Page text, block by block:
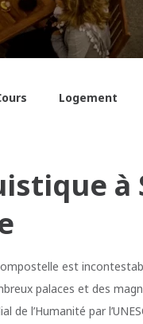
Logement
à
est
palaces et des
l’Humanité par